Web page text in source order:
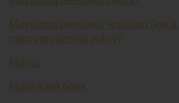
Макропруденциал чоралар (ингл.
macroprudential policy)
Маош
Марказий банк